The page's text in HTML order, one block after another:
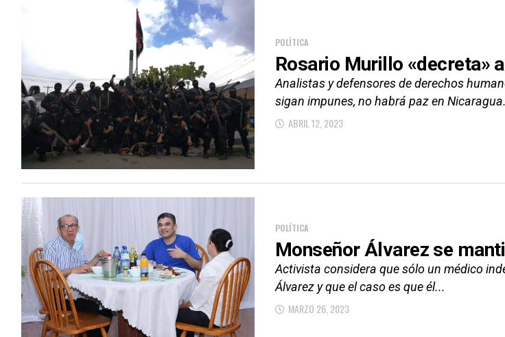
POLÍTICA
Rosario Murillo «decreta»
Analistas y defensores de derechos
sigan impunes, no habrá paz en Nicaragua.
ABRIL 12, 2023
POLÍTICA
Monseñor Álvarez se
Activista considera que sólo un médico
Álvarez y que el caso es que él...
MARZO 26, 2023